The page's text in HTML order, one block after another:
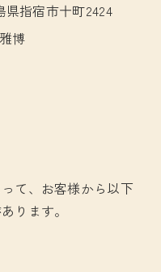
指宿市十町2424
博
て、お客様から以下
ります。